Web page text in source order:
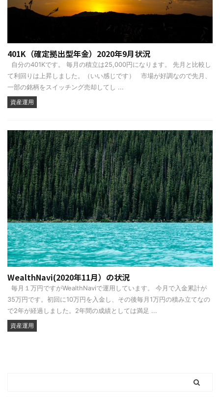
401K（確定拠出型年金）2020年9月状況
自分の401Kです。 毎月の積立は25,000円になります。 先月と比較し
て利回りは上昇しました。（いい感じです） 市場が好調なので先月、
一部の銘柄をスイッチング売却してし ...
資産運用
WealthNavi(2020年11月）の状況
毎月１万円ですがWealthNaviで運用しています。 今月で入金累計が
35万円です。初回に10万円を入金し、その後毎月1万円の積み立てなの
で2年が経過しました。2年間の成績としては満足 ...
資産運用